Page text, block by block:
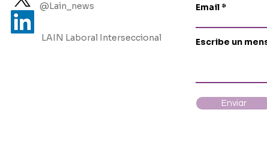
@Lain_news Email
Escribe un
Enviar
LAIN Laboral Interseccional